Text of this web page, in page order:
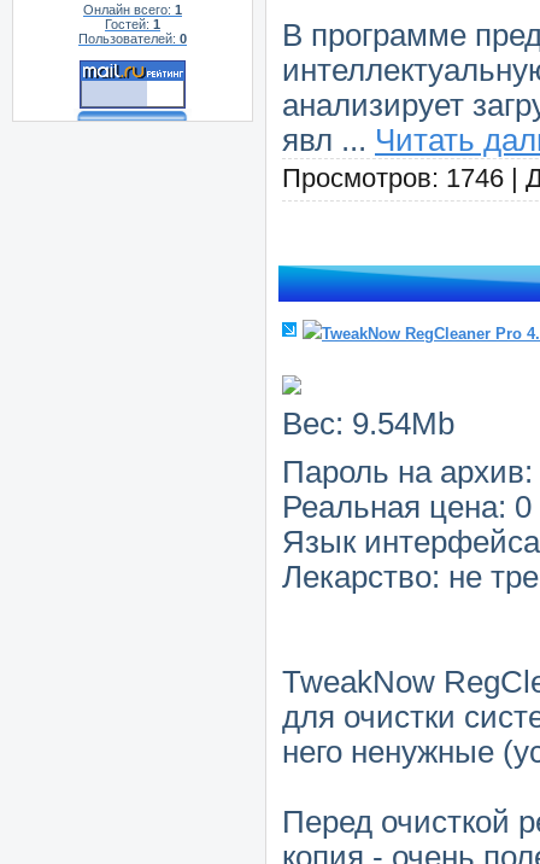
Онлайн всего: 1
Гостей: 1
Пользователей: 0
В программе
анализирует
явл ... Читать
Просмотров: 1746 |
TweakNow RegCleaner Pro
Вес: 9.54Mb
Пароль на архив:
Реальная цена:
Язык
Лекарство: не
TweakNow
для очистки
него ненужные
Перед очисткой
копия - очень